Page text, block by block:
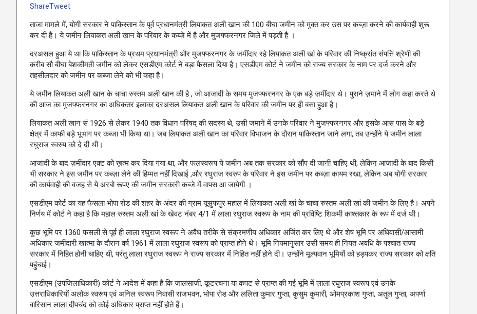
ShareTweet
ताजा मामले में, योगी सरकार ने पाकिस्तान के पूर्व प्रधानमंत्री लियाकत अली खान की 100 बीघा जमीन को मुक्त कर उस पर कब्ज़ा करने की कार्यवाही शुरू
कर दी है। ये जमीन लियाकत अली खान के परिवार के कब्जे में है और मुजफ्फरनगर जिले में पड़ती है ।
दरअसल हुआ ये था कि पाकिस्तान के प्रथम प्रधानमंत्री और मुजफ्फरनगर के जमींदार रहे लियाकत अली खां के परिवार की निष्क्रांत संपत्ति श्रेणी की
करीब सौ बीघा बेशकीमती जमीन को लेकर एसडीएम कोर्ट ने बड़ा फैसला दिया है। एसडीएम कोर्ट ने जमीन को राज्य सरकार के नाम पर दर्ज करने और
तहसीलदार को जमीन पर कब्जा लेने को भी कहा है।
ये जमीन लियाकत अली खान के चाचा रुस्तम अली खान की है , जो आजादी के समय मुजफ्फरनगर के एक बड़े ज़मींदार थे। पुराने ज़माने में लोग कहा करते थे
की आज का मुजफ्फरनगर का अधिकतर इलाका दरअसल लियाकत अली खान के परिवार की जमीन पर ही बसा हुआ है।
लियाकत अली खान सं 1926 से लेकर 1940 तक विधान परिषद् की सदस्य थे, उसी जमाने में उनके परिवार ने मुजफ्फरनगर और इसके आस पास के बड़े
क्षेत्र में काफी बड़े भूभाग पर कब्जा भी किया था। जब लियाकत अली खान का परिवार विभाजन के दौरान पाकिस्तान जाने लगा, तब उन्होंने ये जमीन लाला
रघुराज स्वरुप को दे दी थी।
आजादी के बाद ज़मींदार एक्ट को ख़त्म कर दिया गया था, और फलस्वरूप ये जमीन अब तक सरकार को सौंप दी जानी चाहिए थी, लेकिन आजादी के बाद किसी
भी सरकार ने इस जमीन पर कब्ज़ा लेने की हिम्मत नहीं दिखाई ,और रघुराज स्वरुप के परिवार ने इस जमीन पर कब्ज़ा कायम रखा, लेकिन अब योगी सरकार
की कार्यवाही की वजह से ये अरबो रूपए की जमीन सरकारी कब्जे में वापस आ जायेगी ।
एसडीएम कोर्ट का यह फैसला भोपा रोड की शहर के अंदर की ग्राम यूसुफपुर महाल में लियाकत अली खां के चाचा रुस्तम अली खां की जमीन के लिए है। अपने
निर्णय में कोर्ट ने कहा है कि महाल रुस्तम अली खां के खेवट नंबर 4/1 में लाला रघुराज स्वरूप के नाम की प्रविष्टि शिकमी काश्तकार के रूप में दर्ज थी।
कुछ भूमि पर 1360 फसली से पूर्व ही लाला रघुराज स्वरूप ने अवैध तरीके से संक्रमणीय अधिकार अर्जित कर लिए थे और शेष भूमि पर अधिवासी/आसामी
अधिकार जमींदारी खात्मा के दौरान वर्ष 1961 में लाला रघुराज स्वरूप को प्राप्त होने थे। भूमि नियमानुसार उसी समय ही नियत अवधि के पश्चात राज्य
सरकार में निहित होनी चाहिए थी, परंतु लाला रघुराज स्वरूप ने राज्य सरकार में निहित नहीं होने दी। उन्होंने मूल्यवान भूमियों को हड़पकर राज्य सरकार को क्षति
पहुंचाई।
एसडीएम (उपजिलाधिकारी) कोर्ट ने आदेश में कहा है कि जालसाजी, कूटरचना या कपट से प्राप्त की गई भूमि में लाला रघुराज स्वरूप एवं उनके
उत्तराधिकारियों अलोक स्वरूप एवं अनिल स्वरूप निवासी राजभवन, भोपा रोड और ललिता कुमार गुप्ता, कुसुम कुमारी, ओमप्रकाश गुप्ता, अतुल गुप्ता, अपर्णा
वारिसान लाला दीपचंद को कोई अधिकार प्राप्त नहीं होते हैं।